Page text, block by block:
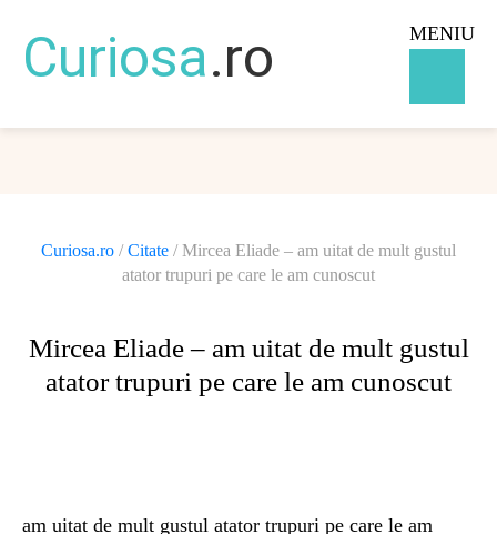
Curiosa.ro MENIU
Curiosa.ro /Citate /Mircea Eliade – am uitat de mult gustul
atator trupuri pe care le am cunoscut
Mircea Eliade – am uitat de mult gustul
atator trupuri pe care le am cunoscut
am uitat de mult gustul atator trupuri pe care le am